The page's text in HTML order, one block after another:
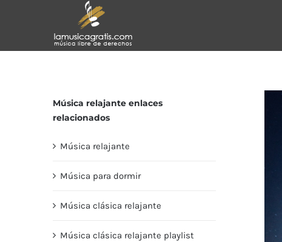
Música relajante enlaces
relacionados
Música relajante
Música para dormir
Música clásica relajante
Música clásica relajante playlist